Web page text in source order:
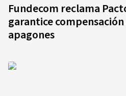
Fundecom reclama
garantice
apagones